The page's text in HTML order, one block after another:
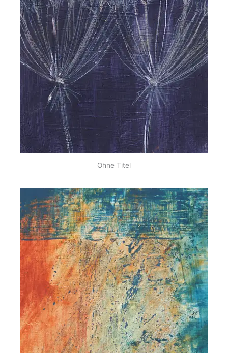
Ohne Titel